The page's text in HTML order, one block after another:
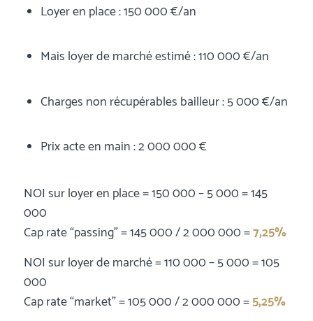
Loyer en place : 150 000 €/an
Mais loyer de marché estimé : 110 000 €/an
Charges non récupérables bailleur : 5 000 €/an
Prix acte en main : 2 000 000 €
NOI sur loyer en place = 150 000 – 5 000 = 145
000
Cap rate “passing” = 145 000 / 2 000 000 =7,25%
NOI sur loyer de marché = 110 000 – 5 000 = 105
000
Cap rate “market” = 105 000 / 2 000 000 =5,25%